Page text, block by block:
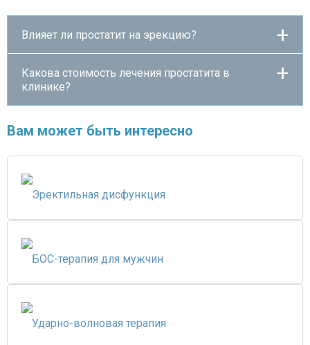
Влияет ли простатит на эрекцию?
Какова стоимость лечения простатита в
клинике?
Вам может быть интересно
Эректильная дисфункция
БОС-терапия для мужчин
Ударно-волновая терапия